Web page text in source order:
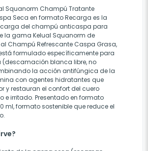
Squanorm Champú Tratante
Seca en formato Recarga es la
del champú anticaspa para
la gama Kelual Squanorm de
al Champú Refrescante Caspa Grasa,
formulado específicamente para
blanca libre, no
la acción antifúngica de la
con agentes hidratantes que
y restauran el confort del cuero
e irritado. Presentado en formato
ml, formato sostenible que reduce el